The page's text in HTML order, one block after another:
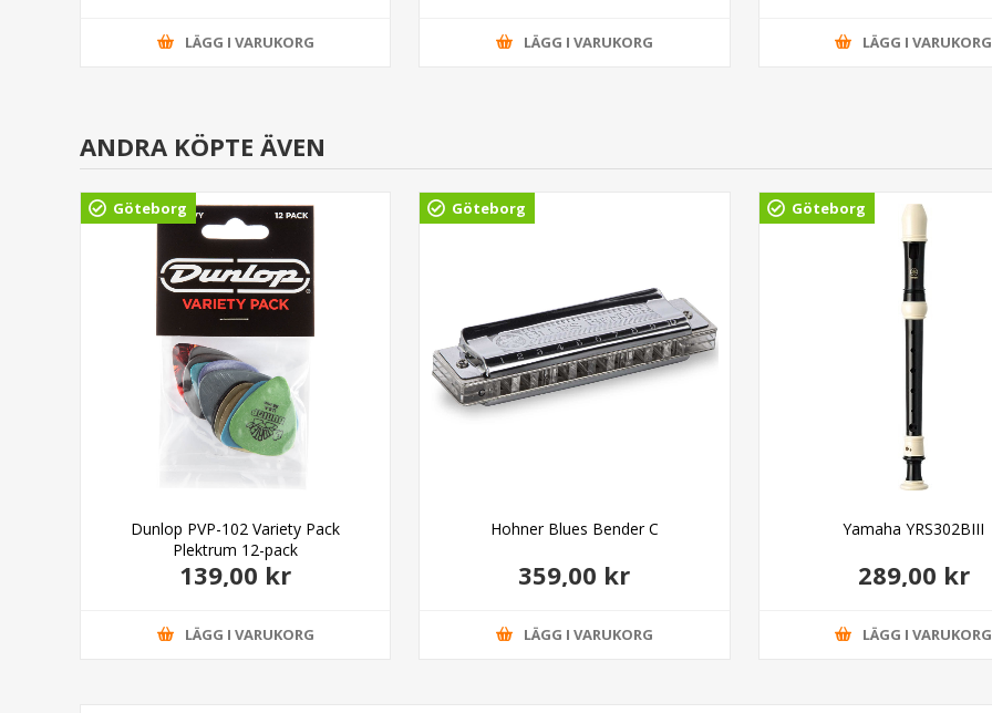
LÄGG I VARUKORG LÄGG I VARUKORG LÄGG I VARUKORG
ANDRA KÖPTE ÄVEN
Göteborg
Dunlop PVP-102 Variety Pack
Plektrum 12-pack
139,00 kr
LÄGG I VARUKORG
Göteborg
Hohner Blues Bender C
359,00 kr
LÄGG I VARUKORG
Göteborg
Yamaha YRS302BIII
289,00 kr
LÄGG I VARUKORG